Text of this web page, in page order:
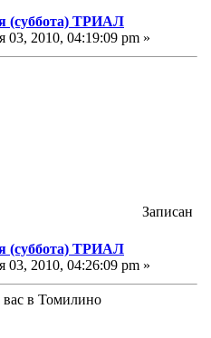
(суббота) ТРИАЛ
2010, 04:19:09 pm »
Записан
(суббота) ТРИАЛ
2010, 04:26:09 pm »
в Томилино